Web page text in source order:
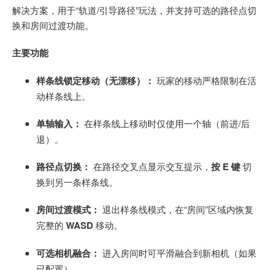
解决方案，用于“轨道/引导路径”玩法，并支持可选的路径点切
换和房间过渡功能。
主要功能
样条线锁定移动（无漂移）： 玩家的移动严格限制在活
动样条线上。
单轴输入： 在样条线上移动时仅使用一个轴（前进/后
退）。
路径点切换： 在路径交叉点显示交互提示， 按 E 键切
换到另一条样条线。
房间过渡模式： 退出样条线模式，在“房间”区域内恢复
完整的 WASD移动。
可选相机融合： 进入房间时可平滑融合到新相机（如果